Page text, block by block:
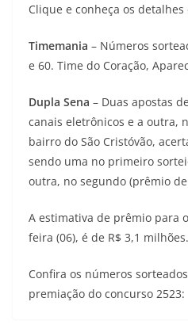
Clique e conheça os
Timemania – Números
e 60. Time do Coração,
Dupla Sena – Duas apostas
canais eletrônicos e a outra,
bairro do São Cristóvão,
sendo uma no primeiro
outra, no segundo (prêmio de
A estimativa de prêmio para
feira (06), é de R$ 3,1 milhões.
Confira os números
premiação do concurso 2523: